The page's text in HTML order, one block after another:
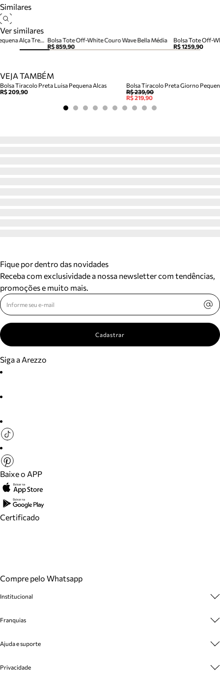
Similares
Ver similares
Bolsa Tote Off-White Couro Wave Bella Média
R$ 859,90
R$ 1259,90
Bolsa Tote Off White Couro Pequena Alça Tressê
VEJA TAMBÉM
Bolsa Tiracolo Preta Luisa Pequena Alcas
R$ 209,90
Bolsa Tiracolo Preta Giorno
R$ 239,90
R$ 219,90
Fique por dentro das novidades
Receba com exclusividade a nossa newsletter com tendências,
promoções e muito mais.
Cadastrar
Siga a Arezzo
Baixe o APP
Certificado
Compre pelo Whatsapp
Institucional
Cashback
Venda Corporativa
Mapa do Site
Franquias
Plano de Negócio
Ajuda e suporte
Cadastro
Privacidade